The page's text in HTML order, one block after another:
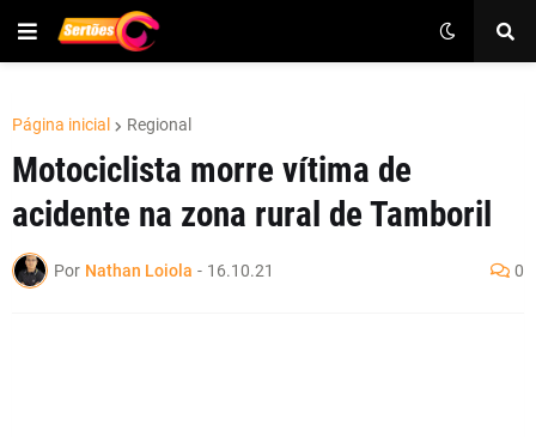
Página inicial Regional
Motociclista morre vítima de
acidente na zona rural de Tamboril
Por Nathan Loiola - 16.10.21 0